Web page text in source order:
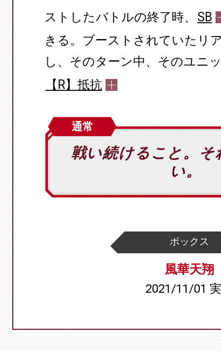
ストしたバトルの終了時、
SB
きる。ブーストされていたリ
し、そのターン中、そのユニ
【R】抵抗
通常
戦い続けること。
い。
ボックス
風華天翔
2021/11/01